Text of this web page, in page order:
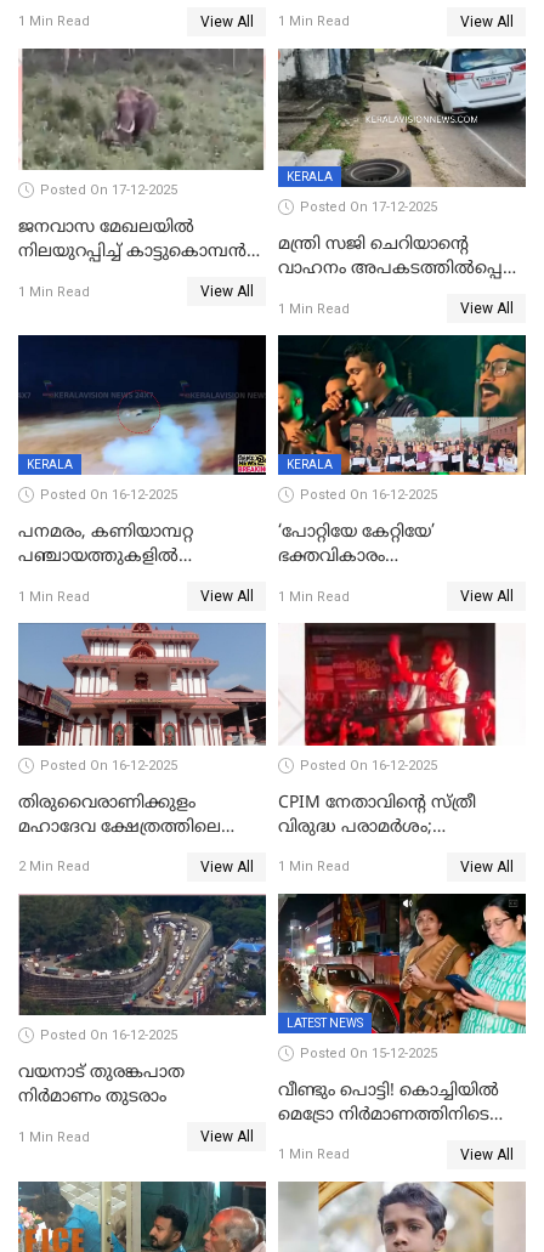
1 Min Read View All
ക്ലാസ് വിദ്യാർത്ഥിനി മരിച്ചു
1 Min Read View All
Posted On 17-12-2025
ജനവാസ മേഖലയില്‍
നിലയുറപ്പിച്ച് കാട്ടുകൊമ്പന്‍
1 Min Read View All
KERALA
Posted On 17-12-2025
മന്ത്രി സജി ചെറിയാന്റെ
വാഹനം അപകടത്തിൽപ്പെട്ടു;
രക്ഷപ്പെട്ടത് തലനാരിടയ്ക്ക്
1 Min Read View All
KERALA
Posted On 16-12-2025
പനമരം, കണിയാമ്പറ്റ
പഞ്ചായത്തുകളിൽ
സ്ഥാപനങ്ങൾക്ക് അവധി
1 Min Read View All
KERALA
Posted On 16-12-2025
‘പോറ്റിയേ കേറ്റിയേ’
ഭക്തവികാരം
ഡിജിപിക്ക് പരാതി; ശക്തമായ
നടപടി വേണമെന്നു
സിപിഐഎമ്മും
1 Min Read View All
Posted On 16-12-2025
തിരുവൈരാണിക്കുളം
മഹാദേവ ക്ഷേത്രത്തിലെ
ജനുവരി 2 ന് തുടക്കമാകും
2 Min Read View All
Posted On 16-12-2025
CPIM നേതാവിൻ്റെ സ്ത്രീ
വിരുദ്ധ പരാമർശം;
1 Min Read View All
Posted On 16-12-2025
വയനാട് തുരങ്കപാത
നിർമാണം തുടരാം
1 Min Read View All
LATEST NEWS
Posted On 15-12-2025
വീണ്ടും പൊട്ടി! കൊച്ചിയിൽ
മെട്രോ നിർമാണത്തിനിടെ
റോഡിൽ ഗതാഗത കുരുക്ക്,
കലൂർ സ്റ്റേഡിയം റോഡ്
ഉപരോധിച്ച് കോൺഗ്രസ്
1 Min Read View All